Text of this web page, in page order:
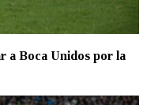
a Boca Unidos por la